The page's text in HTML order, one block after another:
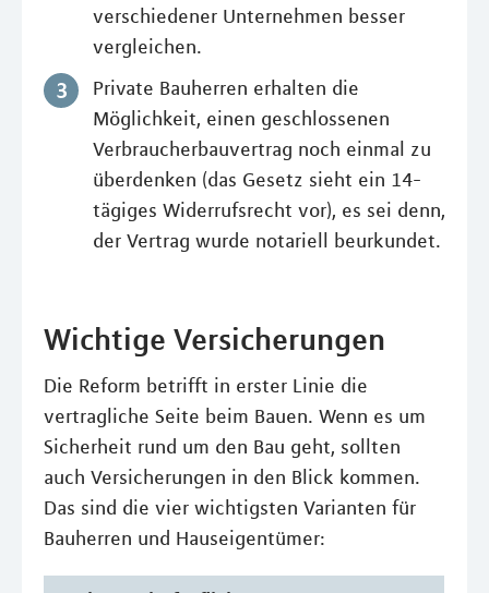
verschiedener Unternehmen besser
vergleichen.
Private Bauherren erhalten die
Möglichkeit, einen geschlossenen
Verbraucherbauvertrag noch einmal zu
überdenken (das Gesetz sieht ein 14-
tägiges Widerrufsrecht vor), es sei denn,
der Vertrag wurde notariell beurkundet.
Wichtige Versicherungen
Die Reform betrifft in erster Linie die
vertragliche Seite beim Bauen. Wenn es um
Sicherheit rund um den Bau geht, sollten
auch Versicherungen in den Blick kommen.
Das sind die vier wichtigsten Varianten für
Bauherren und Hauseigentümer: